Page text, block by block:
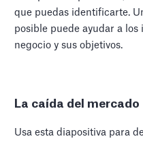
que puedas identificarte.
posible puede ayudar a
negocio y sus objetivos.
La caída del mercado
Usa esta diapositiva para